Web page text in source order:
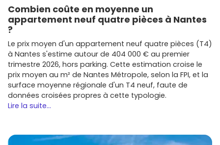
positionnement soigné, prestations de standing
selon les emplacements.
régionaux reconnus, implantés dans leBas-Rhin
avec une bonne connaissance du tissu local.
Topaze PromotionouEdifipierre(selon opérations)
: programmes à taille humaine, souvent orientés
confort et optimisation énergétique.
Astuce : compare les
annonces en cours surVivre dans le neufafin d'identifier
Combien coûte en moyenne un
appartement neuf quatre pièces à Nantes
?
Le prix moyen d'un appartement neuf quatre pièces (T4)
à Nantes s'estime autour de 404 000 € au premier
trimestre 2026, hors parking. Cette estimation croise le
prix moyen au m² de Nantes Métropole, selon la FPI, et la
surface moyenne régionale d'un T4 neuf, faute de
données croisées propres à cette typologie.
Lire la suite...